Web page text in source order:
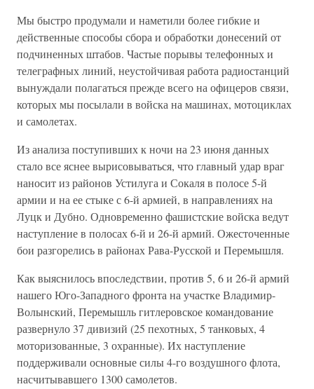
Мы быстро продумали и наметили более гибкие и
действенные способы сбора и обработки донесений от
подчиненных штабов. Частые порывы телефонных и
телеграфных линий, неустойчивая работа радиостанций
вынуждали полагаться прежде всего на офицеров связи,
которых мы посылали в войска на машинах, мотоциклах
и самолетах.
Из анализа поступивших к ночи на 23 июня данных
стало все яснее вырисовываться, что главный удар враг
наносит из районов Устилуга и Сокаля в полосе 5-й
армии и на ее стыке с 6-й армией, в направлениях на
Луцк и Дубно. Одновременно фашистские войска ведут
наступление в полосах 6-й и 26-й армий. Ожесточенные
бои разгорелись в районах Рава-Русской и Перемышля.
Как выяснилось впоследствии, против 5, 6 и 26-й армий
нашего Юго-Западного фронта на участке Владимир-
Волынский, Перемышль гитлеровское командование
развернуло 37 дивизий (25 пехотных, 5 танковых, 4
моторизованные, 3 охранные). Их наступление
поддерживали основные силы 4-го воздушного флота,
насчитывавшего 1300 самолетов.